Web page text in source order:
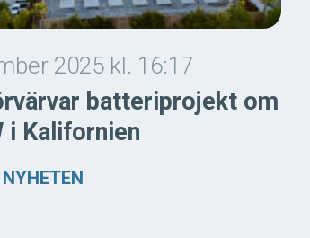
2025 kl. 16:17
batteriprojekt om
i Kalifornien